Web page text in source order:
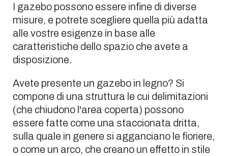
I gazebo possono essere infine di diverse
misure, e potrete scegliere quella più adatta
alle vostre esigenze in base alle
caratteristiche dello spazio che avete a
disposizione.
Avete presente un gazebo in legno? Si
compone di una struttura le cui delimitazioni
(che chiudono l'area coperta) possono
essere fatte come una staccionata dritta,
sulla quale in genere si agganciano le fioriere,
o come un arco, che creano un effetto in stile